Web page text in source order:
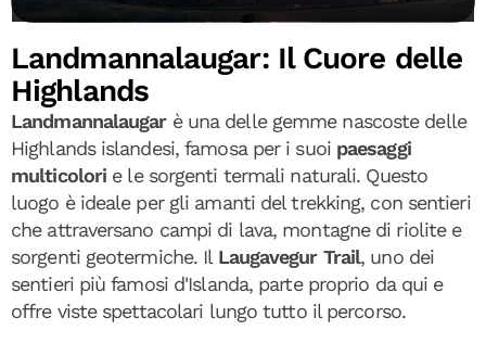
Landmannalaugar: Il Cuore delle
Highlands
Landmannalaugarè una delle gemme nascoste delle
Highlands islandesi, famosa per i suoi paesaggi
multicolori e le sorgenti termali naturali. Questo
luogo è ideale per gli amanti del trekking, con sentieri
che attraversano campi di lava, montagne di riolite e
sorgenti geotermiche. Il Laugavegur Trail, uno dei
sentieri più famosi d'Islanda, parte proprio da qui e
offre viste spettacolari lungo tutto il percorso.